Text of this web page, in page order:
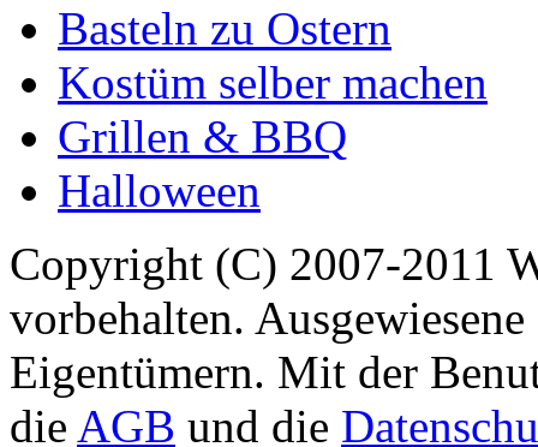
Basteln zu Ostern
Kostüm selber machen
Grillen & BBQ
Halloween
Copyright (C) 2007-2011
vorbehalten.
Eigentümern. Mit der
die AGB und die